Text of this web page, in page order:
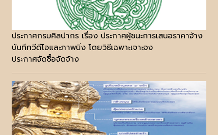
ประกาศกรมศิลปากร เรื่อง ประกาศผู้ชนะการเสนอราคาจ้าง
บันทึกวีดีโอและภาพนิ่ง โดยวิธีเฉพาะเจาะจง
ประกาศจัดซื้อจัดจ้าง